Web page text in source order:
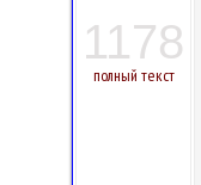
1178
полный текст